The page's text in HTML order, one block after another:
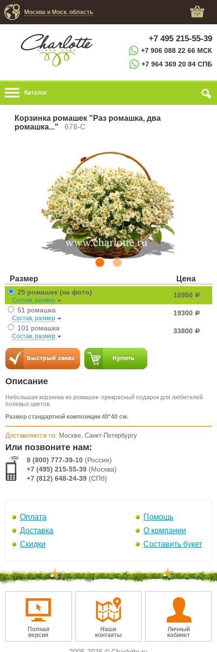
Москва и Моск. область
+7 495 215-55-39
+7 906 088 22 66 МСК
+7 964 369 20 84 СПБ
Каталог
Корзинка ромашек "Раз ромашка, два
ромашка..." 678-C
Размер Цена
25 ромашек (на фото)
Состав, размер
10950 a
51 ромашка
Состав, размер
19300 a
101 ромашка
Состав, размер
33800 a
Описание
Небольшая корзинка из ромашек- прекрасный подарок для любителей
полевых цветов.
Размер стандартной композиции 40*40 см.
Доставляется по: Москве, Санкт-Петербургу
Или позвоните нам:
8 (800) 777-39-10 (Россия)
+7 (495) 215-55-39 (Москва)
+7 (812) 648-24-39 (СПб)
Оплата
Доставка
Скидки
Помощь
О компании
Составить букет
Полная
версия
Наши
контакты
Личный
кабинет